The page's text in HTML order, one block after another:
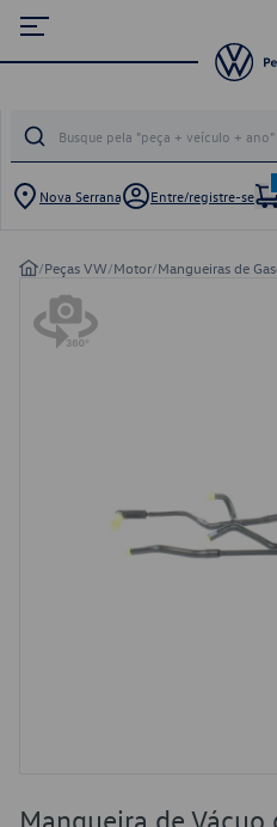
Nova Serrana Entre/registre-se
/Peças VW/Motor/Mangueiras de
Mangueira de